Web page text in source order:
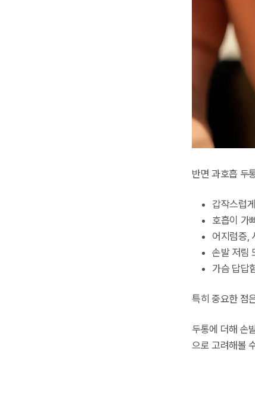
반면 과호흡 두
갑작스럽
호흡이 가
어지럼증,
손발 저림
가슴 답답
특히 중요한 점
두통에 더해 손
으로 고려해볼